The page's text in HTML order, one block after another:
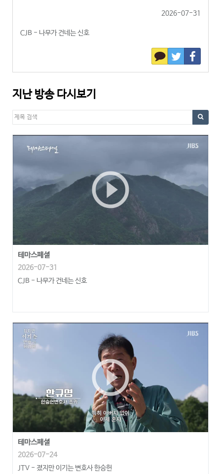
2026-07-31
CJB - 나무가 건네는 신호
지난 방송 다시보기
play_circle_outline
테마스페셜
2026-07-31
CJB - 나무가 건네는 신호
play_circle_outline
테마스페셜
2026-07-24